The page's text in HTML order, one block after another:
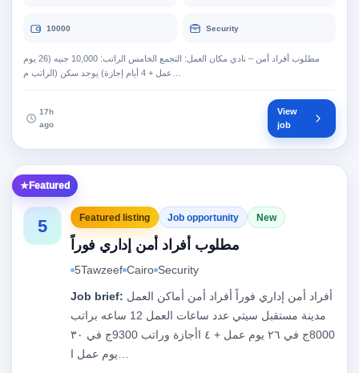
10000 Security
مطلوب أفراد أمن – نادي مكان العمل: التجمع الخامس الراتب: 10,000 جنيه (26 يوم
17h
ago
View
job
Featured
5 Featured listing Job opportunity New
مطلوب أفراد أمن إداري فوراً
5Tawzeef Cairo Security
Job brief:
مدينة مستقبل سيتي عدد ساعات العمل 12 ساعه براتب
8000ج في ٢٦ يوم عمل + ٤ اأجازة وراتب 9300ج في ٣٠